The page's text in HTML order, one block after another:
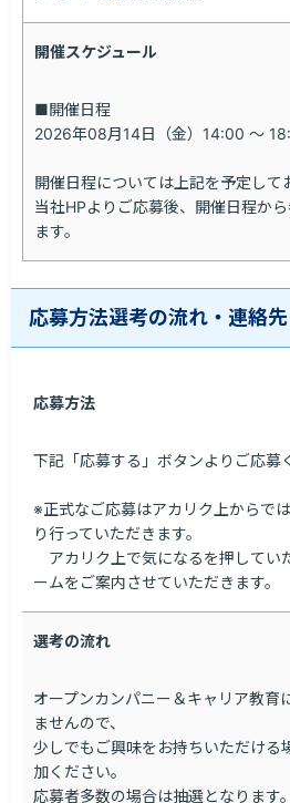
開催スケジュール
■開催日程
2026年08月14日（金）14:00 ～
開催日程については上記を予定して
当社HPよりご応募後、開催日程か
ます。
応募方法選考の流れ・連絡先
応募方法
下記「応募する」ボタンよりご応募
※正式なご応募はアカリク上からで
り行っていただきます。
アカリク上で気になるを押してい
ームをご案内させていただきます。
選考の流れ
オープンカンパニー＆キャリア教育
ませんので、
少しでもご興味をお持ちいただける
加ください。
応募者多数の場合は抽選となります。